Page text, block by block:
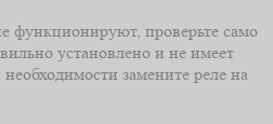
функционируют, проверьте само
установлено и не имеет
замените реле на